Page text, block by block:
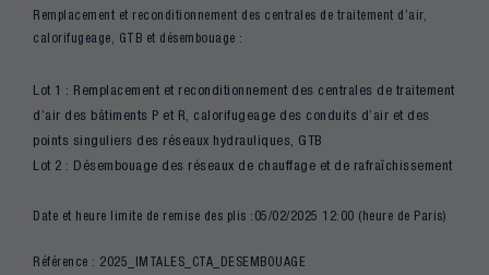
Remplacement et reconditionnement des centrales de traitement d’air,
calorifugeage, GTB et désembouage :
Lot 1 : Remplacement et reconditionnement des centrales de traitement
d’air des bâtiments P et R, calorifugeage des conduits d’air et des
points singuliers des réseaux hydrauliques, GTB
Lot 2 : Désembouage des réseaux de chauffage et de rafraîchissement
Date et heure limite de remise des plis :05/02/2025 12:00 (heure de Paris)
Référence : 2025_IMTALES_CTA_DESEMBOUAGE